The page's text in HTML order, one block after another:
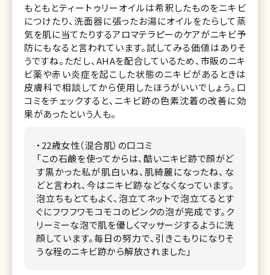
もともとティートゥリーオイルは希釈したものをニキビ
につけたり、洗面器に張ったお湯にオイルをたらして蒸
気を肌に当てたりするアロマテラピーのケアがニキビ予
防にもなると言われています。試してみる価値はありそ
うですね。ただし、AHAを配合しているため、市販のニキ
ビ薬や赤い炎症を起こした状態のニキビがあるときは
皮膚科で相談してから使用したほうがいいでしょう。口
コミをチェックすると、ニキビ跡の色素沈着の改善に効
果があったという人も。
・22歳女性（混合肌）の口コミ
「この石鹸を使ってからは、酷いニキビ跡で顔がど
す黒かった私が肌白いね、肌綺麗になったね、な
どと言われ、今はニキビ跡などなくなっています。
泡立ちもとてもよく、泡立てネットで泡立てるとす
ぐにフワフワモコモコのピンクの泡が完成です。ク
リーミーな泡で肌を優しくマッサージするように洗
顔しています。毎日の努力で、引きこもりになりそ
うな程のニキビ跡から解放されました」